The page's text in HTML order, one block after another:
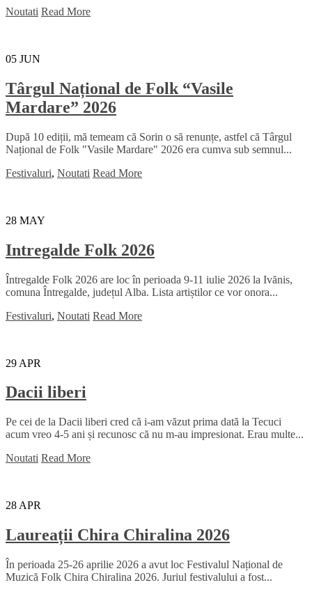
Noutati Read More
05 JUN
Târgul Național de Folk “Vasile
Mardare” 2026
După 10 ediții, mă temeam că Sorin o să renunțe, astfel că Târgul
Național de Folk "Vasile Mardare" 2026 era cumva sub semnul...
Festivaluri, Noutati Read More
28 MAY
Intregalde Folk 2026
Întregalde Folk 2026 are loc în perioada 9-11 iulie 2026 la Ivănis,
comuna Întregalde, județul Alba. Lista artiștilor ce vor onora...
Festivaluri, Noutati Read More
29 APR
Dacii liberi
Pe cei de la Dacii liberi cred că i-am văzut prima dată la Tecuci
acum vreo 4-5 ani și recunosc că nu m-au impresionat. Erau multe...
Noutati Read More
28 APR
Laureații Chira Chiralina 2026
În perioada 25-26 aprilie 2026 a avut loc Festivalul Național de
Muzică Folk Chira Chiralina 2026. Juriul festivalului a fost...